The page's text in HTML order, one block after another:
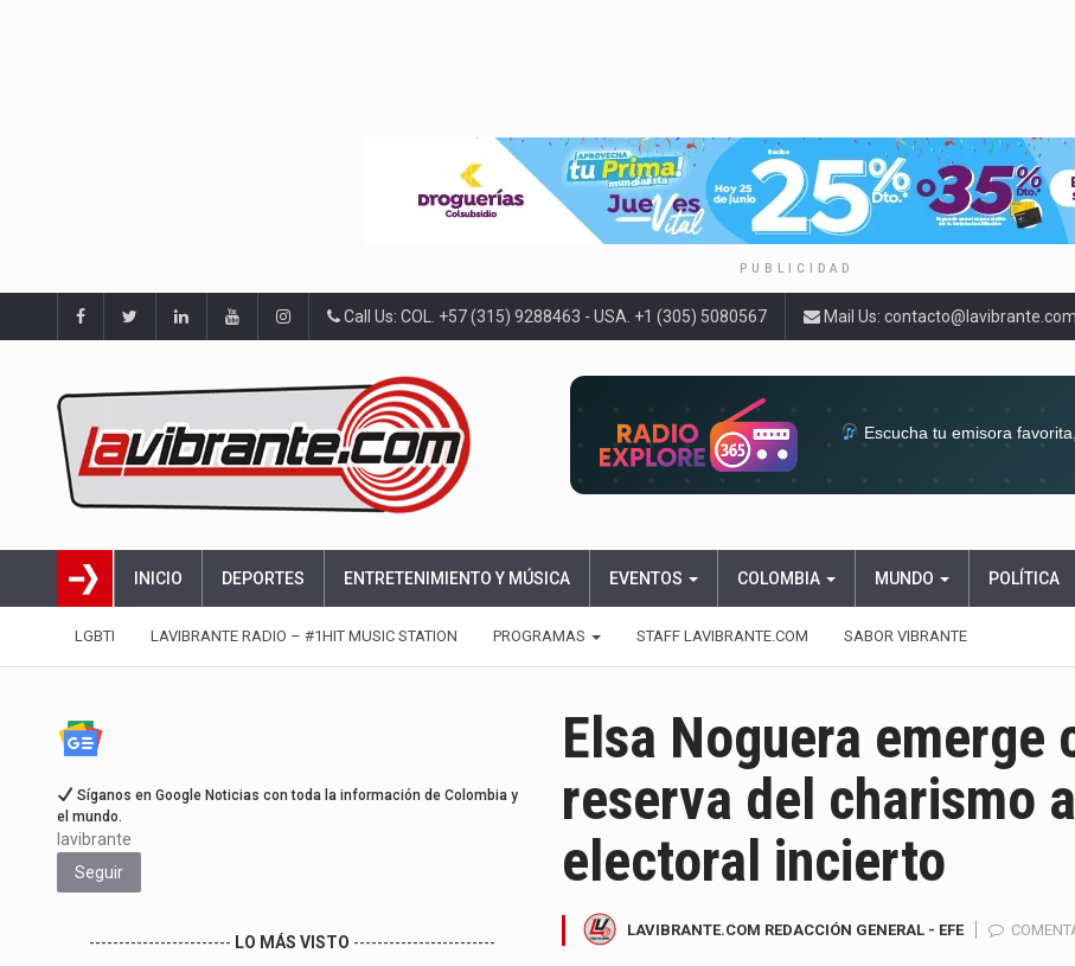
PUBLICIDAD
Call Us: COL. +57 (315) 9288463 - USA. +1 (305) 5080567 Mail Us: contacto@lavibrante.com
Escucha tu emisora
INICIO DEPORTES ENTRETENIMIENTO Y MÚSICA EVENTOS COLOMBIA MUNDO POLÍTICA
LGBTI LAVIBRANTE RADIO – #1HIT MUSIC STATION PROGRAMAS STAFF LAVIBRANTE.COM SABOR VIBRANTE
Elsa Noguera emerge
reserva del charismo
electoral incierto
LAVIBRANTE.COM REDACCIÓN GENERAL - EFE
Síganos en Google Noticias con toda la información de Colombia y
el mundo.
lavibrante
Seguir
------------------------ LO MÁS VISTO ------------------------